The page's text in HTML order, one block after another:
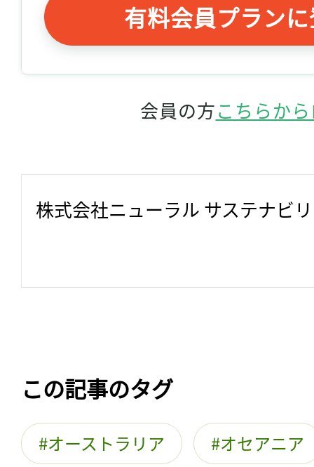
有料会員プラン
会員の方こちらか
株式会社ニューラル サステナビ
この記事のタグ
オーストラリア オセアニア